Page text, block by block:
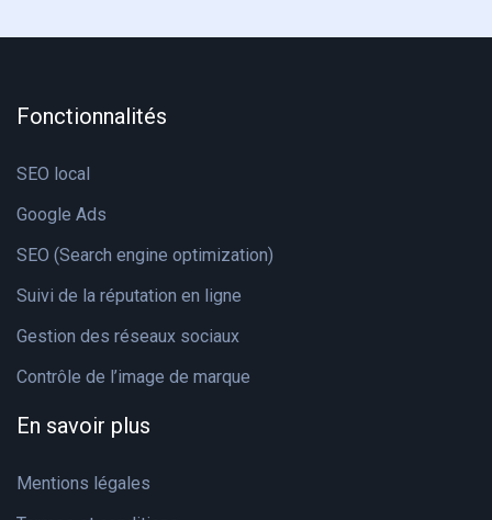
Fonctionnalités
SEO local
Google Ads
SEO (Search engine optimization)
Suivi de la réputation en ligne
Gestion des réseaux sociaux
Contrôle de l’image de marque
En savoir plus
Mentions légales